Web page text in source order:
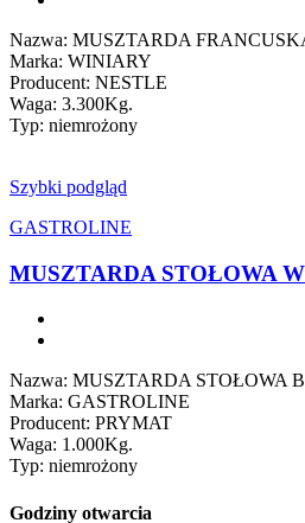
Nazwa: MUSZTARDA
Marka: WINIARY
Producent: NESTLE
Waga: 3.300Kg.
Typ: niemrożony
Szybki podgląd
GASTROLINE
MUSZTARDA STOŁOWA
Nazwa: MUSZTARDA STOŁOWA
Marka: GASTROLINE
Producent: PRYMAT
Waga: 1.000Kg.
Typ: niemrożony
Godziny otwarcia